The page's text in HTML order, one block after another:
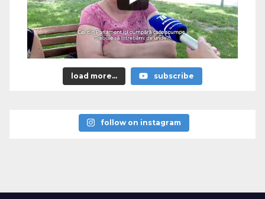
load more... subscribe
follow on instagram